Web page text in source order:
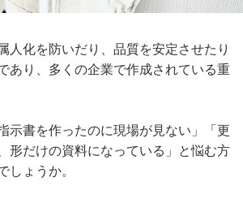
人化を防いだり、品質を安定させたり
あり、多くの企業で作成されている重
示書を作ったのに現場が見ない」「更
形だけの資料になっている」と悩む方
しょうか。